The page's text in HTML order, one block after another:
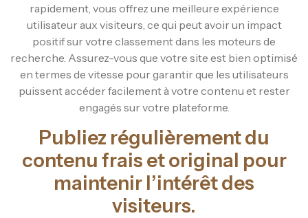
rapidement, vous offrez une meilleure expérience
utilisateur aux visiteurs, ce qui peut avoir un impact
positif sur votre classement dans les moteurs de
recherche. Assurez-vous que votre site est bien optimisé
en termes de vitesse pour garantir que les utilisateurs
puissent accéder facilement à votre contenu et rester
engagés sur votre plateforme.
Publiez régulièrement du
contenu frais et original pour
maintenir l’intérêt des
visiteurs.